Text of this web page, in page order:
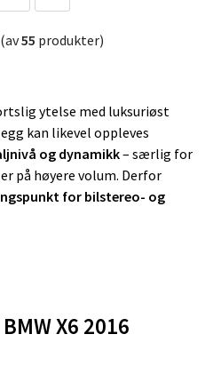
(av55 produkter)
ytelse med luksuriøst
kan likevel oppleves
og dynamikk– særlig for
på høyere volum. Derfor
for bilstereo- og
X6 2016